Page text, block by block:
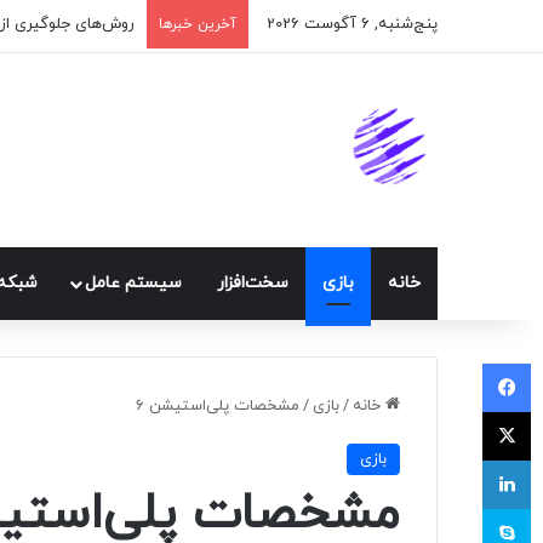
پنج‌شنبه, 6 آگوست 2026 آخرین خبرها اپلیکیشن
خانه بازی سخت‌افزار سيستم عامل
خانه /بازی / مشخصات پلی‌استیشن ۶
بازی
مشخصات
فیسبوک